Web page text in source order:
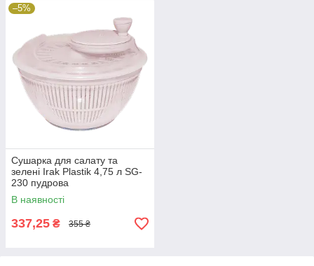
–5%
Сушарка для салату та
зелені Irak Plastik 4,75 л SG-
230 пудрова
В наявності
337,25 ₴ 355 ₴